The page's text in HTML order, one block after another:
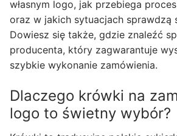
własnym logo, jak przebiega
oraz w jakich sytuacjach sprawdzą
Dowiesz się także, gdzie znaleźć
producenta, który zagwarantuje
szybkie wykonanie zamówienia.
Dlaczego krówki na
logo to świetny wybór?